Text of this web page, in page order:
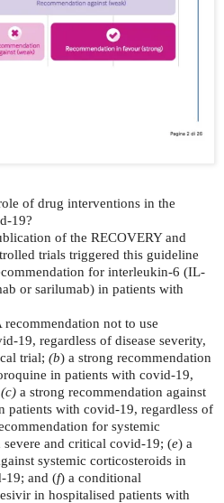
of drug interventions in the
19?
of the RECOVERY and
trials triggered this guideline
for interleukin-6 (IL-
or sarilumab) in patients with
recommendation not to use
19, regardless of disease severity,
trial; (b) a strong recommendation
in patients with covid-19,
(c) a strong recommendation against
patients with covid-19, regardless of
for systemic
and critical covid-19; (e) a
systemic corticosteroids in
19; and (f) a conditional
in hospitalised patients with